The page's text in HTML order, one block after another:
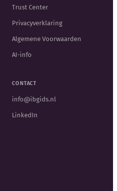
Trust Center
Privacyverklaring
Algemene Voorwaarden
AI-info
CONTACT
info@ibgids.nl
LinkedIn